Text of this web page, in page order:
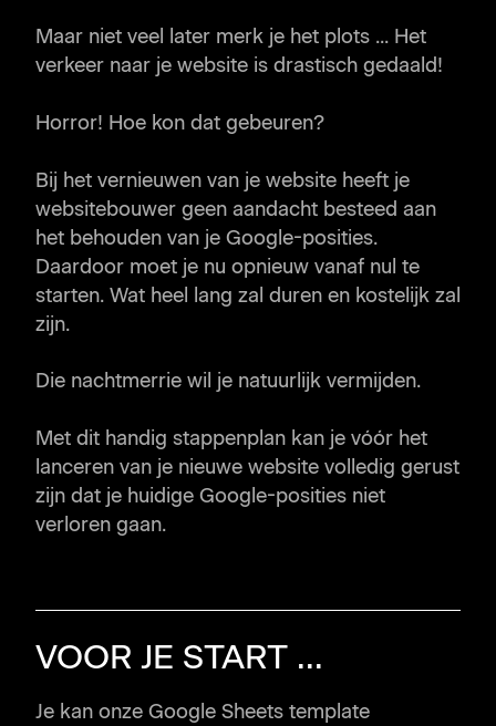
Stap 1. Via welke pagina's komt er
verkeer naar je website?
rangschikken in Google?
Stap 3: Naar welke pagina's wordt
gelinkt vanaf andere websites (backlinks)?
Stap 4: Verwijderen of behouden?
Stap 5. Stel redirects in & update je
sitemap
Je nieuwe website lanceren zonder je
google-posities te verliezen?
Maar niet veel later merk je het plots ... Het
verkeer naar je website is drastisch gedaald!
Horror! Hoe kon dat gebeuren?
Bij het vernieuwen van je website heeft je
websitebouwer geen aandacht besteed aan
het behouden van je Google-posities.
Daardoor moet je nu opnieuw vanaf nul te
starten. Wat heel lang zal duren en kostelijk zal
zijn.
Die nachtmerrie wil je natuurlijk vermijden.
Met dit handig stappenplan kan je vóór het
lanceren van je nieuwe website volledig gerust
zijn dat je huidige Google-posities niet
verloren gaan.
VOOR JE START ...
Je kan onze Google Sheets template